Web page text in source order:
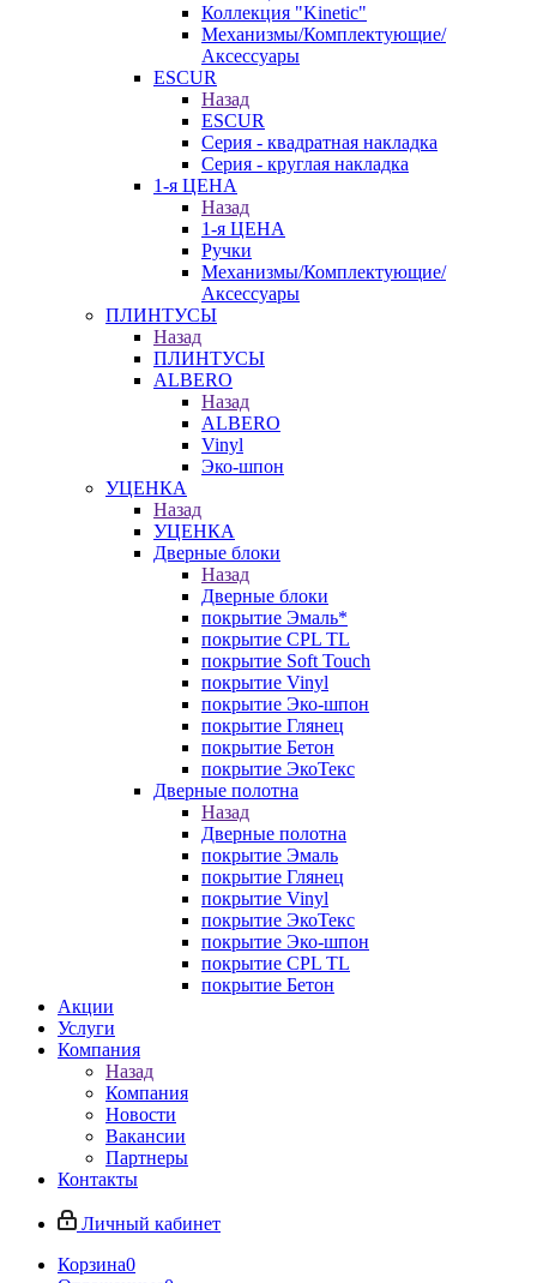
Коллекция "Kinetic"
Механизмы/Комплектующие/
Аксессуары
ESCUR
Назад
ESCUR
Серия - квадратная накладка
Серия - круглая накладка
1-я ЦЕНА
Назад
1-я ЦЕНА
Ручки
Механизмы/Комплектующие/
Аксессуары
ПЛИНТУСЫ
Назад
ПЛИНТУСЫ
ALBERO
Назад
ALBERO
Vinyl
Эко-шпон
УЦЕНКА
Назад
УЦЕНКА
Дверные блоки
Назад
Дверные блоки
покрытие Эмаль*
покрытие CPL TL
покрытие Soft Touch
покрытие Vinyl
покрытие Эко-шпон
покрытие Глянец
покрытие Бетон
покрытие ЭкоТекс
Дверные полотна
Назад
Дверные полотна
покрытие Эмаль
покрытие Глянец
покрытие Vinyl
покрытие ЭкоТекс
покрытие Эко-шпон
покрытие CPL TL
покрытие Бетон
Акции
Услуги
Компания
Назад
Компания
Новости
Вакансии
Партнеры
Контакты
Личный кабинет
Корзина0